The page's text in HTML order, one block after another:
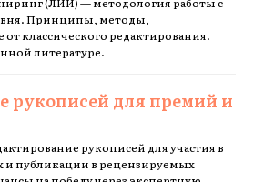
Принципы, методы,
классического редактирования.
литературе.
рукописей для премий и
рукописей для участия в
и публикации в рецензируемых